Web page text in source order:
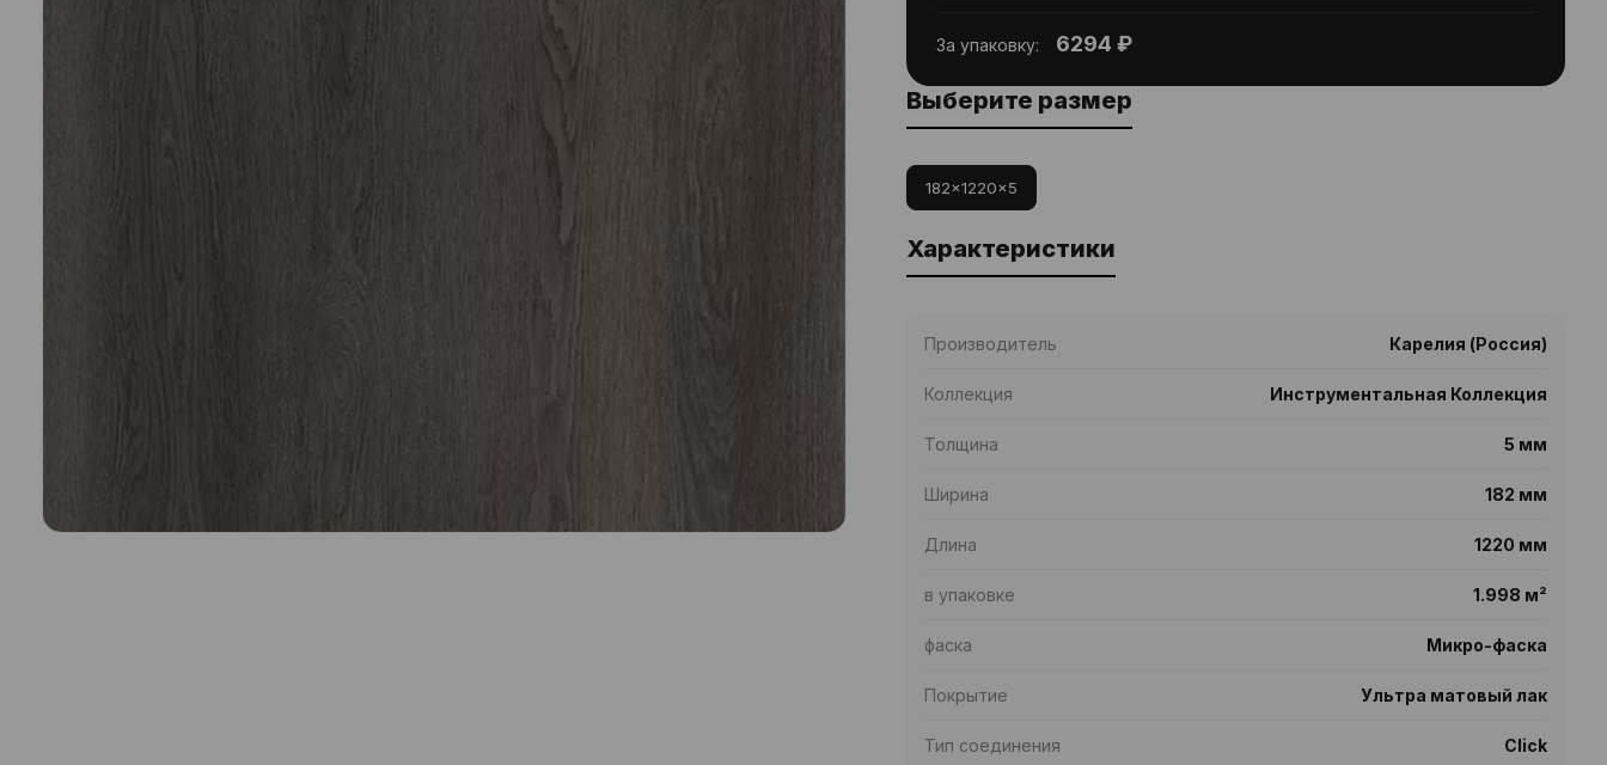
За упаковку: 6294 ₽
Выберите размер
182x1220x5
Характеристики
Производитель Карелия (Россия)
Коллекция Инструментальная Коллекция
Толщина 5 мм
Ширина 182 мм
Длина 1220 мм
в упаковке 1.998 м²
фаска Микро-фаска
Покрытие Ультра матовый лак
Тип соединения Click